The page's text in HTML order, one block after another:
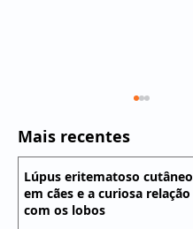
Mais recentes
Lúpus eritematoso cutâneo
em cães e a curiosa relação
com os lobos